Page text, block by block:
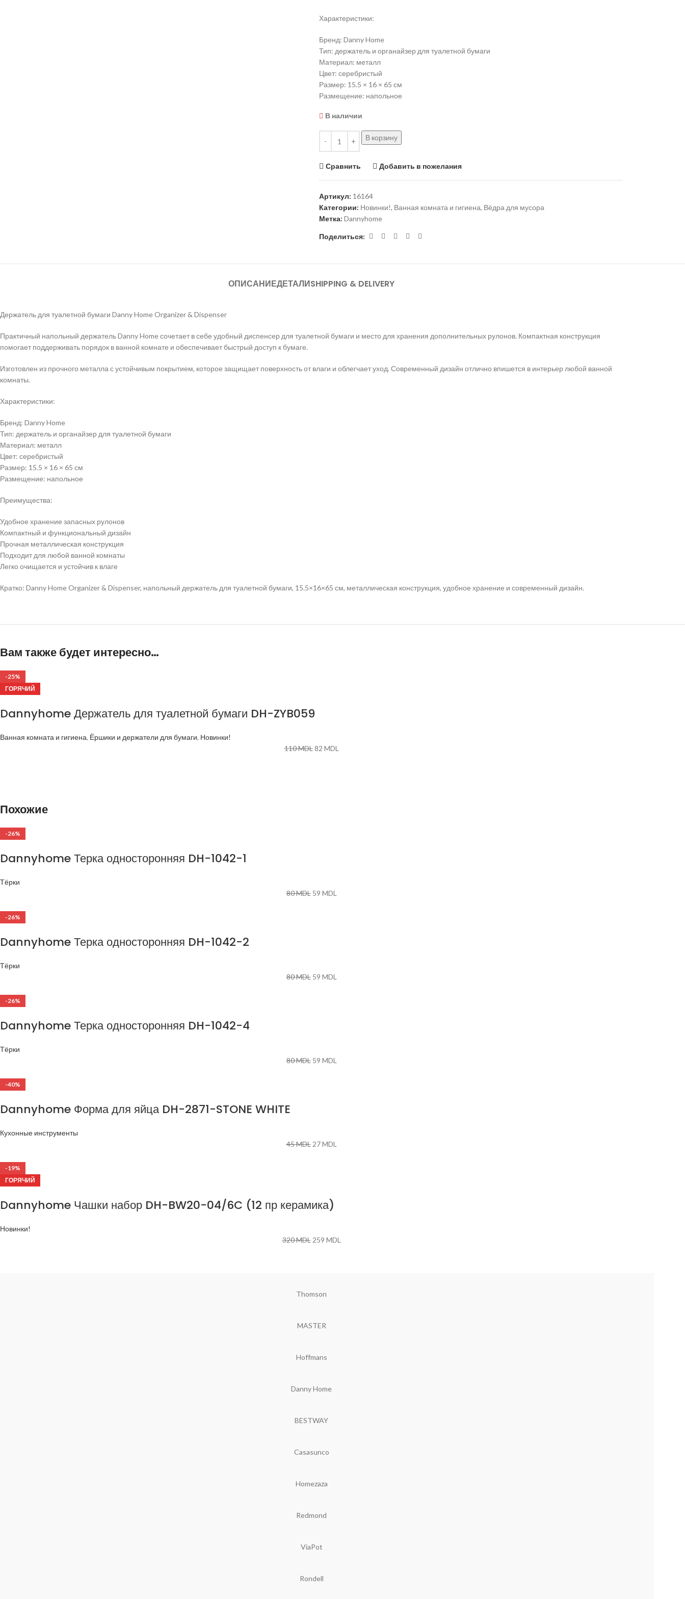
Характеристики:
Бренд: Danny Home
Тип: держатель и органайзер для туалетной бумаги
Материал: металл
Цвет: серебристый
Размер: 15.5 × 16 × 65 см
Размещение: напольное
В наличии
В корзину
Сравнить Добавить в пожелания
Артикул: 16164
Категории: Новинки!, Ванная комната и гигиена, Вёдра для мусора
Метка: Dannyhome
Поделиться:
ОПИСАНИЕДЕТАЛИSHIPPING & DELIVERY
Держатель для туалетной бумаги Danny Home Organizer & Dispenser
Практичный напольный держатель Danny Home сочетает в себе удобный диспенсер для туалетной бумаги и место для хранения дополнительных рулонов. Компактная конструкция
помогает поддерживать порядок в ванной комнате и обеспечивает быстрый доступ к бумаге.
Изготовлен из прочного металла с устойчивым покрытием, которое защищает поверхность от влаги и облегчает уход. Современный дизайн отлично впишется в интерьер любой ванной
комнаты.
Характеристики:
Бренд: Danny Home
Тип: держатель и органайзер для туалетной бумаги
Материал: металл
Цвет: серебристый
Размер: 15.5 × 16 × 65 см
Размещение: напольное
Преимущества:
Удобное хранение запасных рулонов
Компактный и функциональный дизайн
Прочная металлическая конструкция
Подходит для любой ванной комнаты
Легко очищается и устойчив к влаге
Кратко: Danny Home Organizer & Dispenser, напольный держатель для туалетной бумаги, 15.5×16×65 см, металлическая конструкция, удобное хранение и современный дизайн.
Вам также будет интересно…
-25%
ГОРЯЧИЙ
Dannyhome Держатель для туалетной бумаги DH-ZYB059
Ванная комната и гигиена, Ёршики и держатели для бумаги, Новинки!
110MDL 82 MDL
Похожие
-26%
Dannyhome Терка односторонняя DH-1042-1
Тёрки
80MDL 59 MDL
-26%
Dannyhome Терка односторонняя DH-1042-2
Тёрки
80MDL 59 MDL
-26%
Dannyhome Терка односторонняя DH-1042-4
Тёрки
80MDL 59 MDL
-40%
Dannyhome Форма для яйца DH-2871-STONE WHITE
Кухонные инструменты
45MDL 27MDL
-19%
ГОРЯЧИЙ
Dannyhome Чашки набор DH-BW20-04/6C (12 пр керамика)
Новинки!
320MDL 259 MDL
Thomson
MASTER
Hoffmans
Danny Home
BESTWAY
Casasunco
Homezaza
Redmond
ViaPot
Rondell